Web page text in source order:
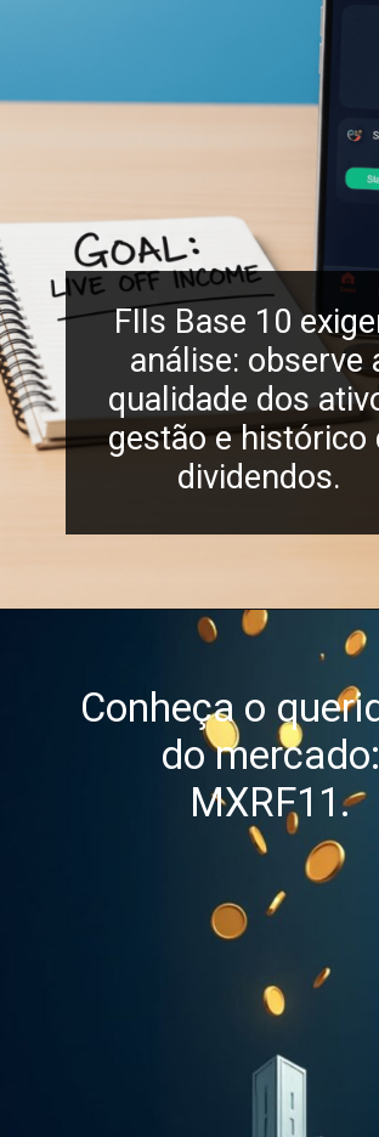
FIIs Base 10
análise: observe
qualidade dos
gestão e histórico
dividendos.
Conheça o
do mercado:
MXRF11.